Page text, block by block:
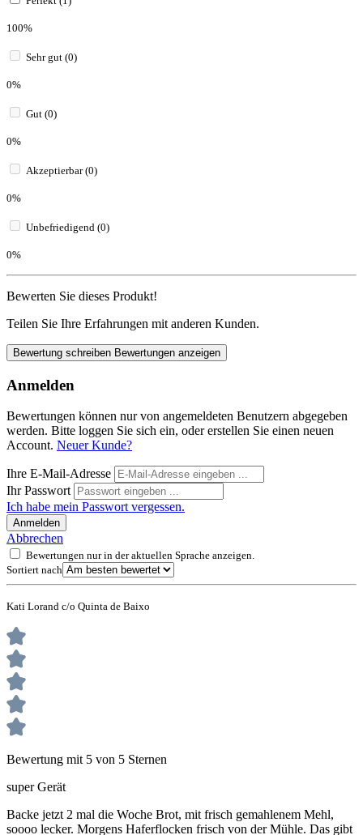
100%
Sehr gut (0)
0%
Gut (0)
0%
Akzeptierbar (0)
0%
Unbefriedigend (0)
0%
Bewerten Sie dieses Produkt!
Teilen Sie Ihre Erfahrungen mit anderen Kunden.
Bewertung schreiben Bewertungen anzeigen
Anmelden
Bewertungen können nur von angemeldeten Benutzern abgegeben
werden. Bitte loggen Sie sich ein, oder erstellen Sie einen neuen
Account. Neuer Kunde?
Ihre E-Mail-Adresse
Ihr Passwort
Ich habe mein Passwort vergessen.
Anmelden
Abbrechen
Bewertungen nur in der aktuellen Sprache anzeigen.
Sortiert nach
Kati Lorand c/o Quinta de Baixo
Bewertung mit 5 von 5 Sternen
super Gerät
Backe jetzt 2 mal die Woche Brot, mit frisch gemahlenem Mehl,
soooo lecker. Morgens Haferflocken frisch von der Mühle. Das gibt